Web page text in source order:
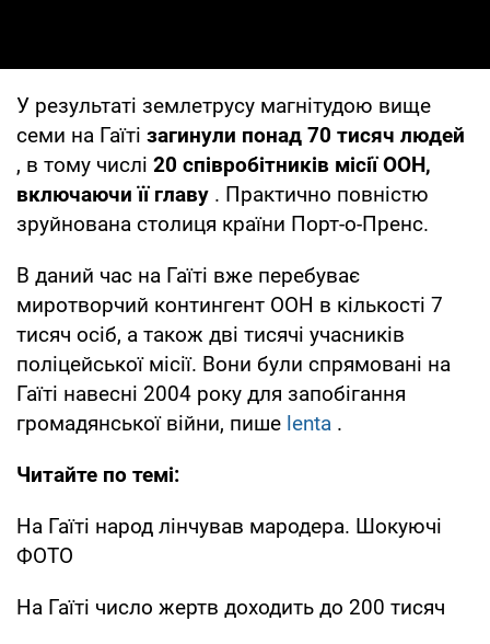
У результаті землетрусу магнітудою вище
семи на Гаїті загинули понад 70 тисяч людей
, в тому числі 20 співробітників місії ООН,
включаючи її главу . Практично повністю
зруйнована столиця країни Порт-о-Пренс.
В даний час на Гаїті вже перебуває
миротворчий контингент ООН в кількості 7
тисяч осіб, а також дві тисячі учасників
поліцейської місії. Вони були спрямовані на
Гаїті навесні 2004 року для запобігання
громадянської війни, пише lenta .
Читайте по темі:
На Гаїті народ лінчував мародера. Шокуючі
ФОТО
На Гаїті число жертв доходить до 200 тисяч